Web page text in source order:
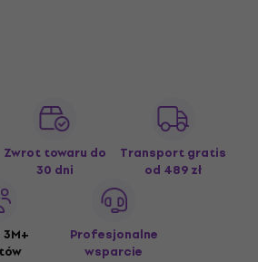
Zwrot towaru do
30 dni
Transport gratis
od 489 zł
Profesjonalne
wsparcie